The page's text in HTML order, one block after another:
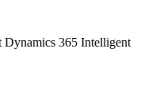
365 Intelligent